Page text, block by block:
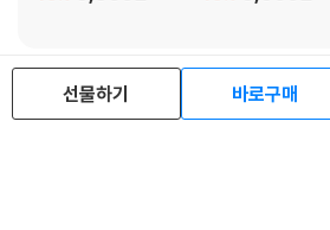
선물하기 바로구매
로그인 최근 본 상품